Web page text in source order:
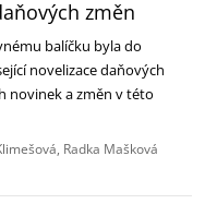
změn
balíčku byla do
novelizace daňových
novinek a změn v této
Radka Mašková